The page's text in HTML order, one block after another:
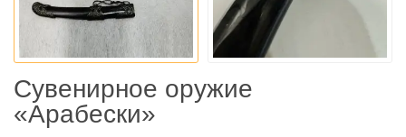
Сувенирное оружие
«Арабески»